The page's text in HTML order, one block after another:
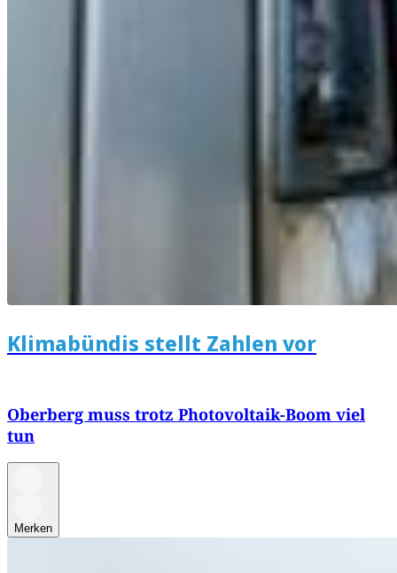
Klimabündis stellt Zahlen vor
Oberberg muss trotz Photovoltaik-Boom viel
tun
Merken